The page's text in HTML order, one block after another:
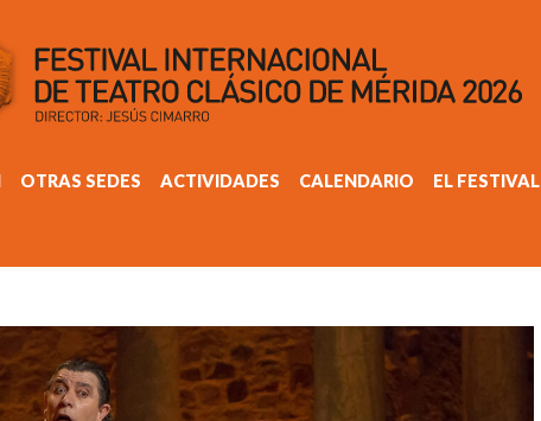
OTRAS SEDES ACTIVIDADES CALENDARIO EL FESTIVAL